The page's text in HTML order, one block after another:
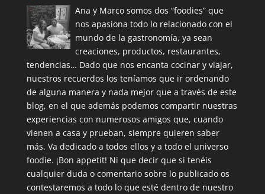
Ana y Marco somos dos “foodies” que
nos apasiona todo lo relacionado con el
mundo de la gastronomía, ya sean
creaciones, productos, restaurantes,
tendencias… Dado que nos encanta cocinar y viajar,
nuestros recuerdos los teníamos que ir ordenando
de alguna manera y nada mejor que a través de este
blog, en el que además podemos compartir nuestras
experiencias con numerosos amigos que, cuando
vienen a casa y prueban, siempre quieren saber
más. Va dedicado a todos ellos y a todo el universo
foodie. ¡Bon appetit! Ni que decir que si tenéis
cualquier duda o comentario sobre lo publicado os
contestaremos a todo lo que esté dentro de nuestro